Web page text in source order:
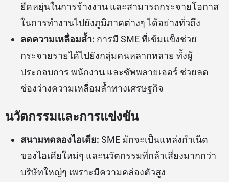
ยืดหยุ่นในการจ้างงาน และสามารถกระจายโอกาส
ในการทำงานไปยังภูมิภาคต่างๆ ได้อย่างทั่วถึง
ลดความเหลื่อมล้ำ: การมี SME ที่เข้มแข็งช่วย
กระจายรายได้ไปยังกลุ่มคนหลากหลาย ทั้งผู้
ประกอบการ พนักงาน และซัพพลายเออร์ ช่วยลด
ช่องว่างความเหลื่อมล้ำทางเศรษฐกิจ
นวัตกรรมและการแข่งขัน
สนามทดลองไอเดีย: SME มักจะเป็นแหล่งกำเนิด
ของไอเดียใหม่ๆ และนวัตกรรมที่กล้าเสี่ยงมากกว่า
บริษัทใหญ่ๆ เพราะมีความคล่องตัวสูง